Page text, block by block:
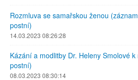
Rozmluva se samařskou ženou
postní)
14.03.2023 08:26:28
Kázání a modlitby Dr. Heleny Smolové
postní)
08.03.2023 08:30:14